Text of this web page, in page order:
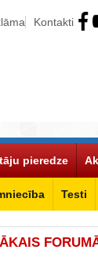
Kontakti
Testi
pieredze